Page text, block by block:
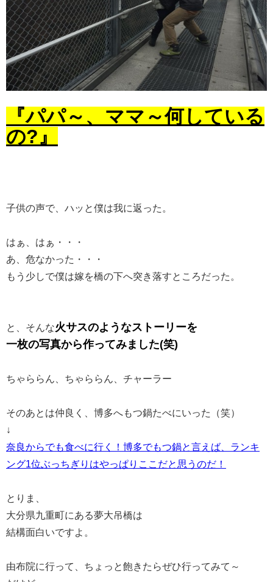
『パパ～、ママ～何している
の?』
子供の声で、ハッと僕は我に返った。
はぁ、はぁ・・・
あ、危なかった・・・
もう少しで僕は嫁を橋の下へ突き落すところだった。
と、そんな火サスのようなストーリーを
一枚の写真から作ってみました(笑)
ちゃららん、ちゃららん、チャーラー
そのあとは仲良く、博多へもつ鍋たべにいった（笑）
↓
奈良からでも食べに行く！博多でもつ鍋と言えば、ランキ
ング1位ぶっちぎりはやっぱりここだと思うのだ！
とりま、
大分県九重町にある夢大吊橋は
結構面白いですよ。
由布院に行って、ちょっと飽きたらぜひ行ってみて～